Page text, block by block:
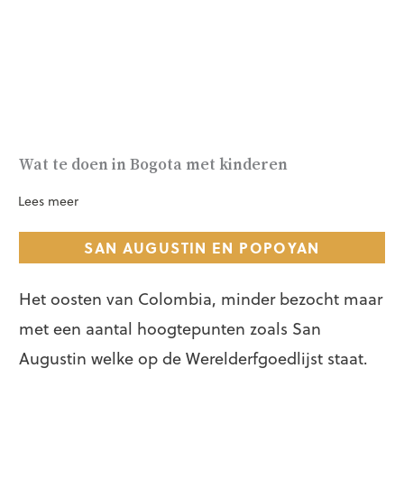
Wat te doen in Bogota met kinderen
Lees meer
SAN AUGUSTIN EN POPOYAN
Het oosten van Colombia, minder bezocht maar
met een aantal hoogtepunten zoals San
Augustin welke op de Werelderfgoedlijst staat.